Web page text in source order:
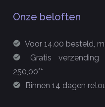
Onze beloften
Voor 14.00 besteld,
Gratis
250,00**
Binnen 14 dagen